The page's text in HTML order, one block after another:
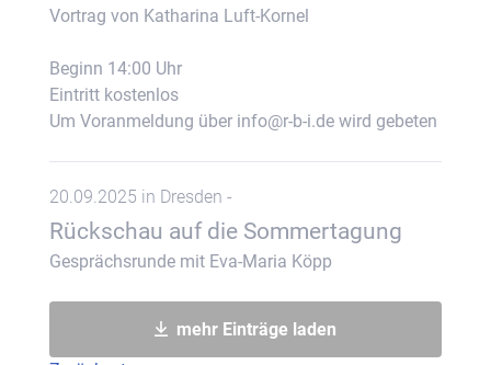
Vortrag von Katharina Luft-Kornel
Beginn 14:00 Uhr
Eintritt kostenlos
Um Voranmeldung über info@r-b-i.de wird gebeten
20.09.2025 in Dresden -
Rückschau auf die Sommertagung
Gesprächsrunde mit Eva-Maria Köpp
mehr Einträge laden